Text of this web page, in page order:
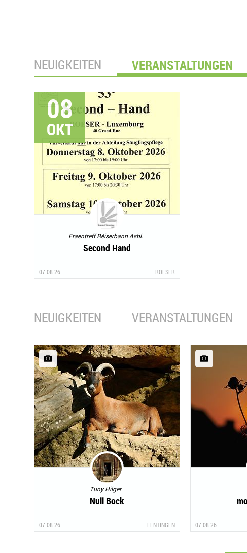
NEUIGKEITEN VERANSTALTUNGEN
08
OKT
Fraentreff Réiserbann Asbl.
Second Hand
07.08.26 ROESER
NEUIGKEITEN VERANSTALTUNGEN
Tuny Hilger
Null Bock
07.08.26 FENTINGEN 07.08.26